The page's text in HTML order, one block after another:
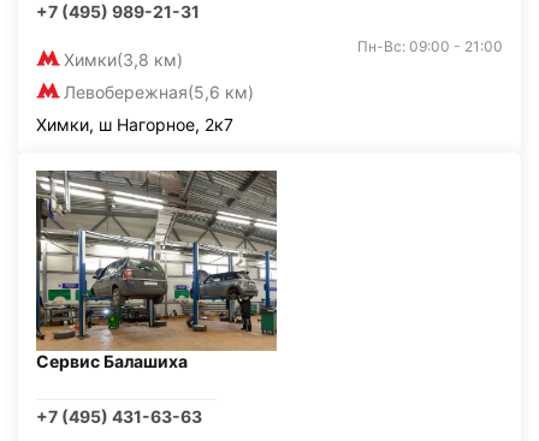
+7 (495) 989-21-31
Химки(3,8 км)
Левобережная(5,6 км)
Пн-Вс: 09:00 - 21:00
Химки, ш Нагорное, 2к7
Сервис Балашиха
+7 (495) 431-63-63